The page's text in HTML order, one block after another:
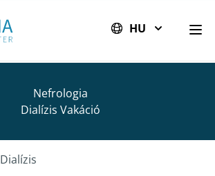
HU
Nefrologia
Dialízis Vakáció
Dialízis